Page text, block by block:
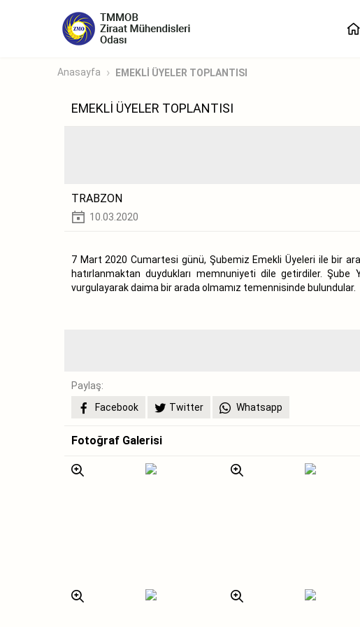
Anasayfa EMEKLİ ÜYELER TOPLANTISI
EMEKLİ ÜYELER TOPLANTISI
TRABZON
10.03.2020
7 Mart 2020 Cumartesi günü, Şubemiz Emekli Üyeleri ile bir
hatırlanmaktan duydukları memnuniyeti dile getirdiler.
vurgulayarak daima bir arada olmamız temennisinde bulundular.
Paylaş:
Facebook
Twitter Whatsapp
Fotoğraf Galerisi